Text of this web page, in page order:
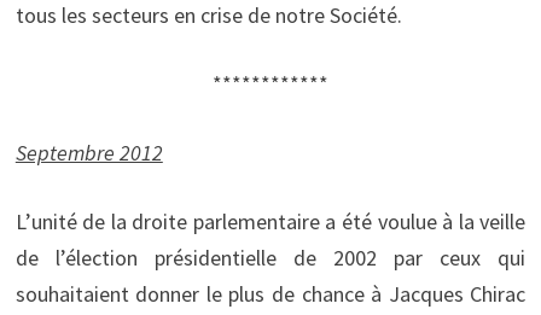
tous les secteurs en crise de notre Société.
************
Septembre 2012
L’unité de la droite parlementaire a été voulue à la veille
de l’élection présidentielle de 2002 par ceux qui
souhaitaient donner le plus de chance à Jacques Chirac